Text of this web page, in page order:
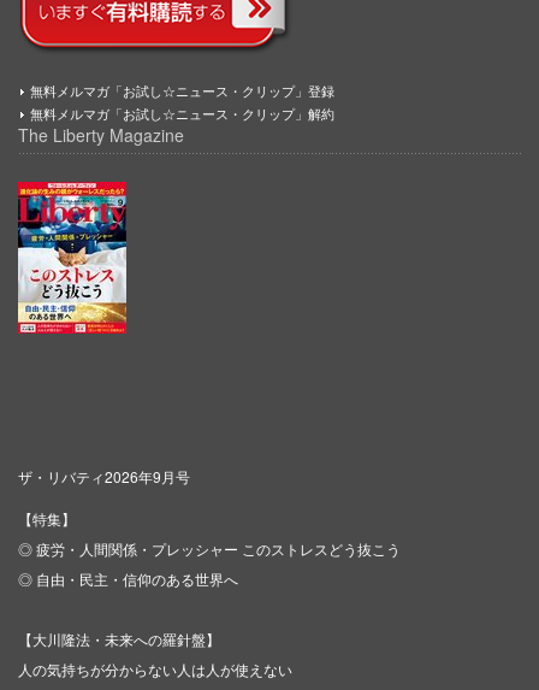
無料メルマガ「お試し☆ニュース・クリップ」登録
無料メルマガ「お試し☆ニュース・クリップ」解約
The Liberty Magazine
ザ・リバティ2026年9月号
【特集】
◎ 疲労・人間関係・プレッシャー このストレスどう抜こう
◎ 自由・民主・信仰のある世界へ
【大川隆法・未来への羅針盤】
人の気持ちが分からない人は人が使えない